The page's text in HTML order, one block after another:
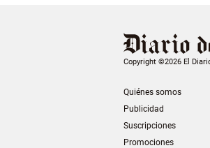
Copyright ©2026 El
Quiénes somos
Publicidad
Suscripciones
Promociones